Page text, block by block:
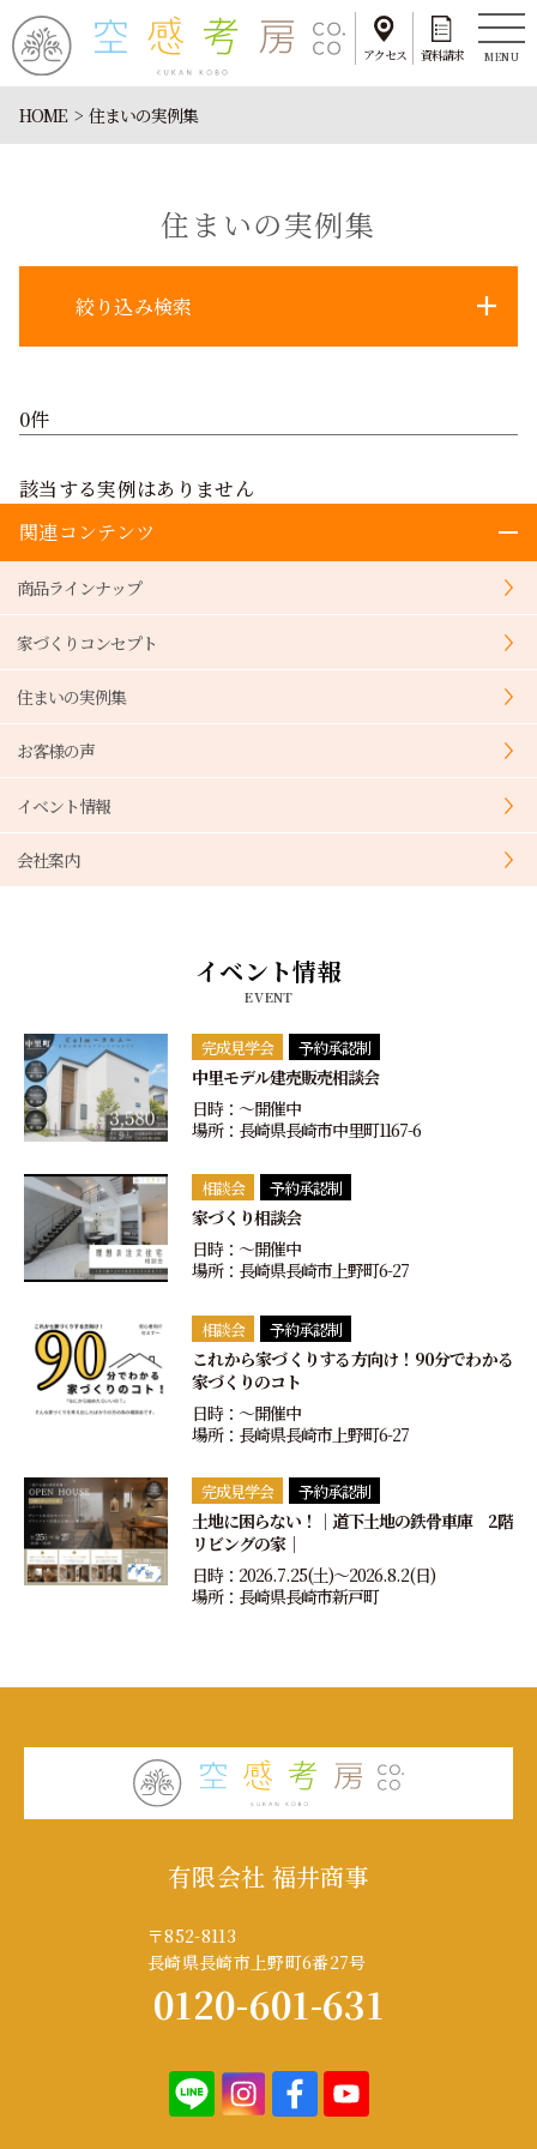
アクセス 資料請求 MENU
HOME 住まいの実例集
住まいの実例集
絞り込み検索
0件
該当する実例はありません
関連コンテンツ
商品ラインナップ
家づくりコンセプト
住まいの実例集
お客様の声
イベント情報
会社案内
イベント情報
EVENT
完成見学会 予約承認制
中里モデル建売販売相談会
日時：〜開催中
場所：長崎県長崎市中里町1167-6
相談会 予約承認制
家づくり相談会
日時：〜開催中
場所：長崎県長崎市上野町6-27
相談会 予約承認制
これから家づくりする方向け！90分でわかる
家づくりのコト
日時：〜開催中
場所：長崎県長崎市上野町6-27
完成見学会 予約承認制
土地に困らない！｜道下土地の鉄骨車庫 2階
リビングの家｜
日時：2026.7.25(土)〜2026.8.2(日)
場所：長崎県長崎市新戸町
有限会社 福井商事
〒852-8113
長崎県長崎市上野町6番27号
0120-601-631